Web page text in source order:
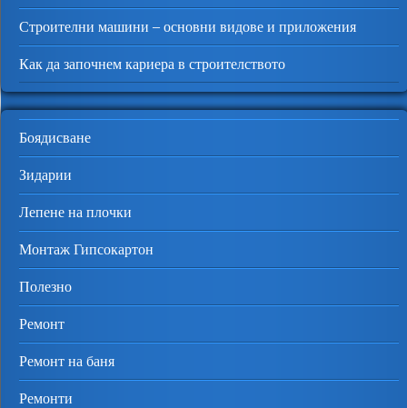
Строителни машини – основни видове и приложения
Как да започнем кариера в строителството
Боядисване
Зидарии
Лепене на плочки
Монтаж Гипсокартон
Полезно
Ремонт
Ремонт на баня
Ремонти